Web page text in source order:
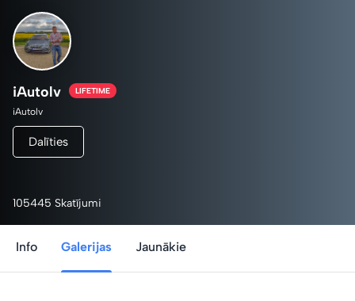
iAutolv LIFETIME
iAutolv
Dalīties
105445 Skatījumi
Info Galerijas Jaunākie